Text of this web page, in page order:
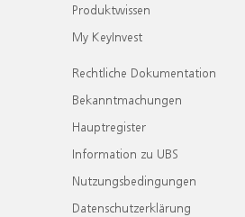
Produktwissen
My KeyInvest
Rechtliche Dokumentation
Bekanntmachungen
Hauptregister
Information zu UBS
Nutzungsbedingungen
Datenschutzerklärung